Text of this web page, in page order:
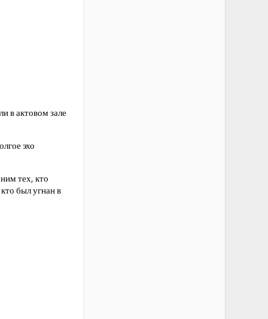
в актовом зале
эхо
тех, кто
был угнан в